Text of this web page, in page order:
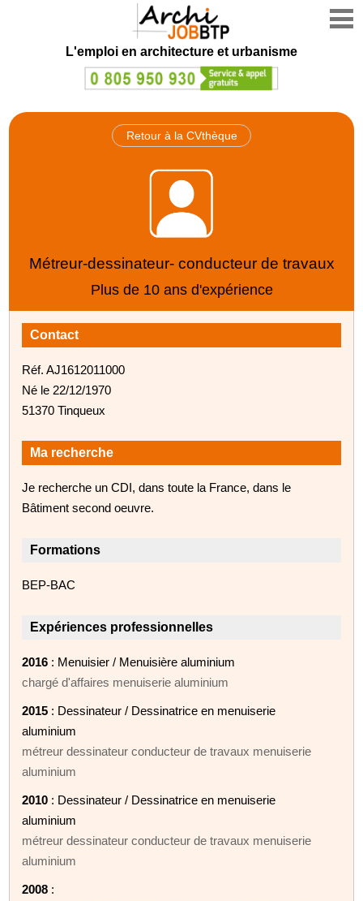
L'emploi en architecture et urbanisme
Retour à la CVthèque
Métreur-dessinateur- conducteur de travaux
Plus de 10 ans d'expérience
Contact
Réf. AJ1612011000
Né le 22/12/1970
51370 Tinqueux
Ma recherche
Je recherche un CDI, dans toute la France, dans le
Bâtiment second oeuvre.
Formations
BEP-BAC
Expériences professionnelles
2016 : Menuisier / Menuisière aluminium
chargé d'affaires menuiserie aluminium
2015 : Dessinateur / Dessinatrice en menuiserie
aluminium
métreur dessinateur conducteur de travaux menuiserie
aluminium
2010 : Dessinateur / Dessinatrice en menuiserie
aluminium
métreur dessinateur conducteur de travaux menuiserie
aluminium
2008 :